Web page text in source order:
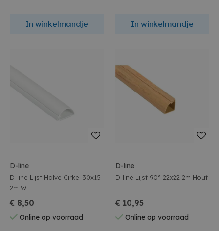
In winkelmandje In winkelmandje
D-line
D-line Lijst Halve Cirkel 30x15
2m Wit
€ 8,50
Online op voorraad
D-line
D-line Lijst 90° 22x22 2m Hout
€ 10,95
Online op voorraad